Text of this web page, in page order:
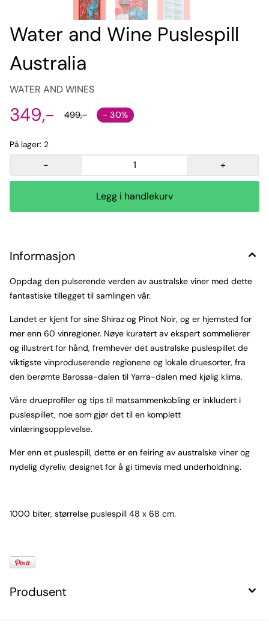
Water and Wine Puslespill
Australia
WATER AND WINES
349,- 499,- - 30%
På lager: 2
- +
Informasjon
Oppdag den pulserende verden av australske viner med dette
fantastiske tillegget til samlingen vår.
Landet er kjent for sine Shiraz og Pinot Noir, og er hjemsted for
mer enn 60 vinregioner. Nøye kuratert av ekspert sommelierer
og illustrert for hånd, fremhever det australske puslespillet de
viktigste vinproduserende regionene og lokale druesorter, fra
den berømte Barossa-dalen til Yarra-dalen med kjølig klima.
Våre drueprofiler og tips til matsammenkobling er inkludert i
puslespillet, noe som gjør det til en komplett
vinlæringsopplevelse.
Mer enn et puslespill, dette er en feiring av australske viner og
nydelig dyreliv, designet for å gi timevis med underholdning.
1000 biter, størrelse puslespill 48 x 68 cm.
Produsent